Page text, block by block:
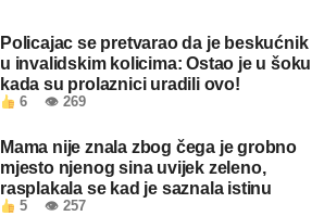
Policajac se pretvarao da je beskućnik
u invalidskim kolicima: Ostao je u šoku
kada su prolaznici uradili ovo!
6 👁 269
Mama nije znala zbog čega je grobno
mjesto njenog sina uvijek zeleno,
rasplakala se kad je saznala istinu
5 👁 257